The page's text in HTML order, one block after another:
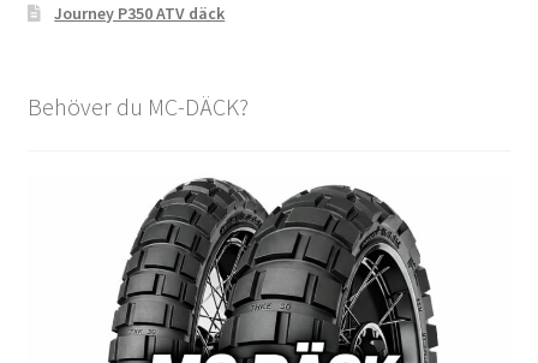
Journey P350 ATV däck
Behöver du MC-DÄCK?